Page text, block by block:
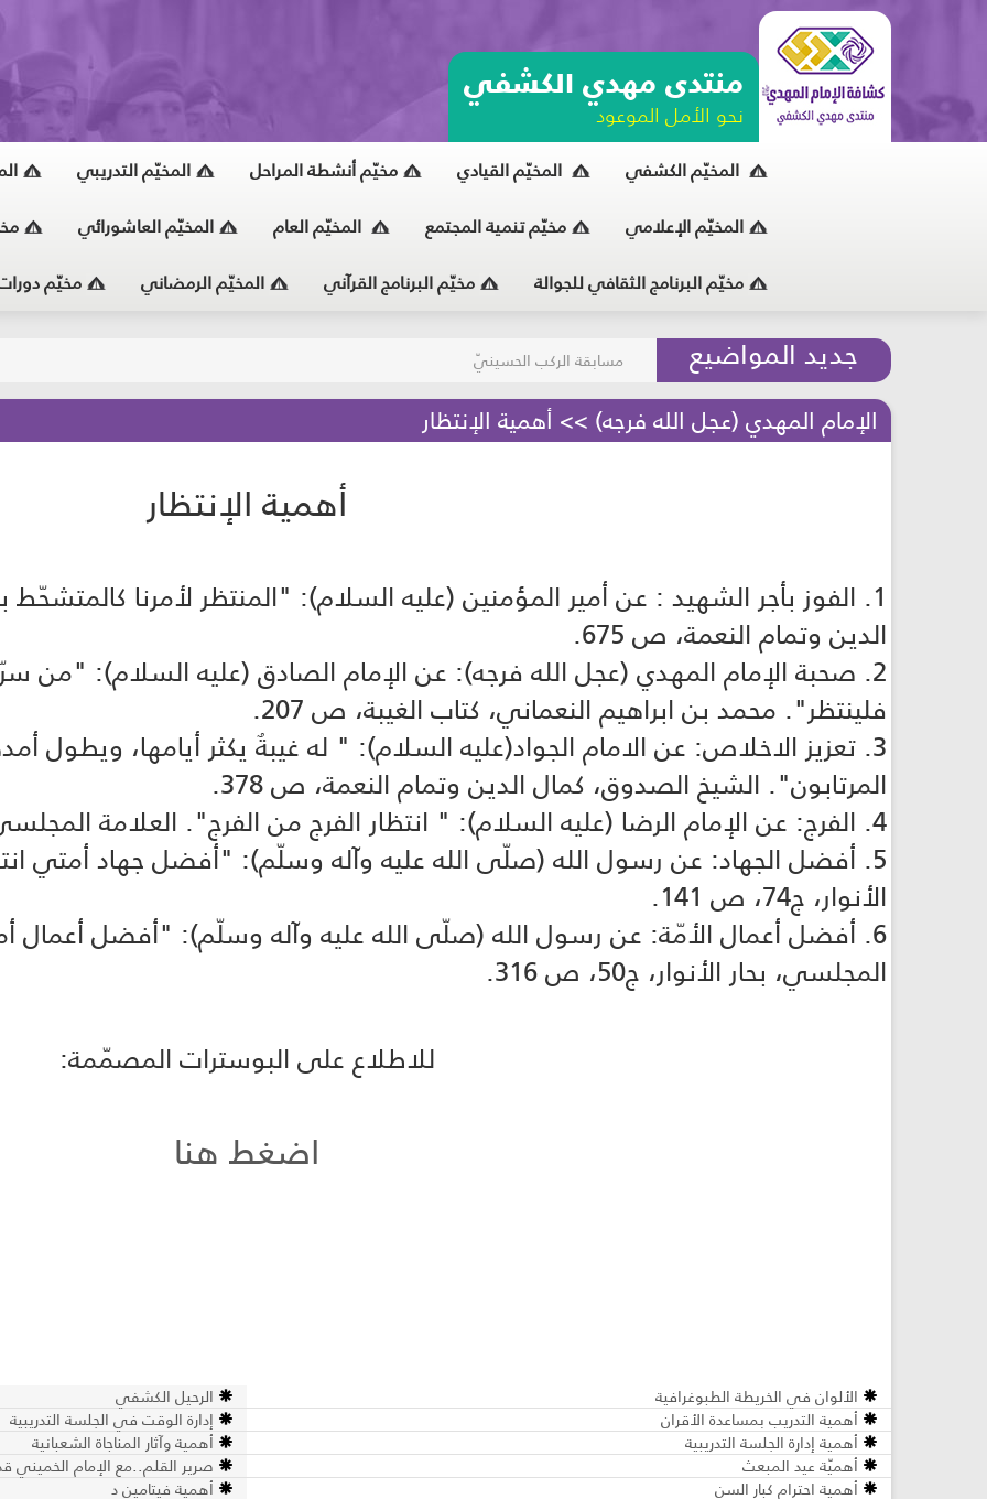
منتدى مهدي الكشفي
نحو الأمل الموعود
المخيّم الكشفي المخيّم القيادي مخيّم أنشطة المراحل المخيّم التدريبي
المخيّم الإعلامي مخيّم تنمية المجتمع المخيّم العام المخيّم العاشورائي
مخيّم البرنامج الثقافي للجوالة مخيّم البرنامج القرآني المخيّم الرمضاني مخيّم
جديد المواضيع
مسابقة الركب الحسينيّ
المحافظة على البيئة
الإمام المهدي (عجل الله فرجه) >> أهمية الإنتظار
أهمية الإنتظار
1. الفوز بأجر الشهيد : عن أمير المؤمنين (عليه السلام): "المنتظر لأمرنا
الدين وتمام النعمة، ص 675.
2. صحبة الإمام المهدي (عجل الله فرجه): عن الإمام الصادق (عليه السلام): "من
فلينتظر". محمد بن ابراهيم النعماني، كتاب الغيبة، ص 207.
3. تعزيز الاخلاص: عن الامام الجواد(عليه السلام): " له غيبةٌ يكثر أيامها، ويطول
المرتابون". الشيخ الصدوق، كمال الدين وتمام النعمة، ص 378.
4. الفرج: عن الإمام الرضا (عليه السلام): " انتظار الفرج من الفرج". العلامة المجلسي، بحار الأنوار، ج52، ص 131.
5. أفضل الجهاد: عن رسول الله (صلّى الله عليه وآله وسلّم): "أفضل جهاد أمتي
الأنوار، ج74، ص 141.
6. أفضل أعمال الأمّة: عن رسول الله (صلّى الله عليه وآله وسلّم): "أفضل أعمال
المجلسي، بحار الأنوار، ج50، ص 316.
للاطلاع على البوسترات المصمّمة:
اضغط هنا
الألوان في الخريطة الطبوغرافية
الرحيل الكشفي
أهمية التدريب بمساعدة الأقران
إدارة الوقت في الجلسة التدريبية
أهمية إدارة الجلسة التدريبية
أهمية وآثار المناجاة الشعبانية
أهميّة عيد المبعث
صرير القلم..مع الإمام
أهمية احترام كبار السن
أهمية فيتامين د